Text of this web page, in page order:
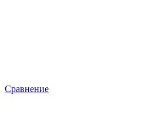
Сравнение